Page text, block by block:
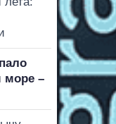
море –